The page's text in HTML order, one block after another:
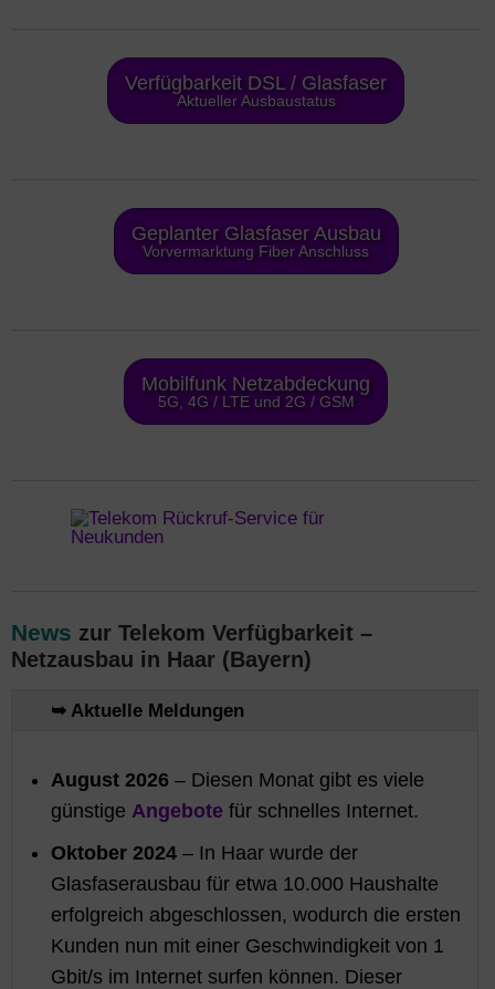
Verfügbarkeit DSL / Glasfaser
Aktueller Ausbaustatus
Geplanter Glasfaser Ausbau
Vorvermarktung Fiber Anschluss
Mobilfunk Netzabdeckung
5G, 4G / LTE und 2G / GSM
News zur Telekom Verfügbarkeit –
Netzausbau in Haar (Bayern)
➥ Aktuelle Meldungen
August 2026 – Diesen Monat gibt es viele
günstige Angebote für schnelles Internet.
Oktober 2024 – In Haar wurde der
Glasfaserausbau für etwa 10.000 Haushalte
erfolgreich abgeschlossen, wodurch die ersten
Kunden nun mit einer Geschwindigkeit von 1
Gbit/s im Internet surfen können. Dieser